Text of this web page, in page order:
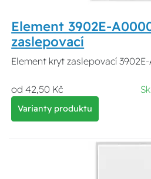
Element 3902E-
zaslepovací
Element kryt zaslepovací
od 42,50 Kč
Varianty produktu